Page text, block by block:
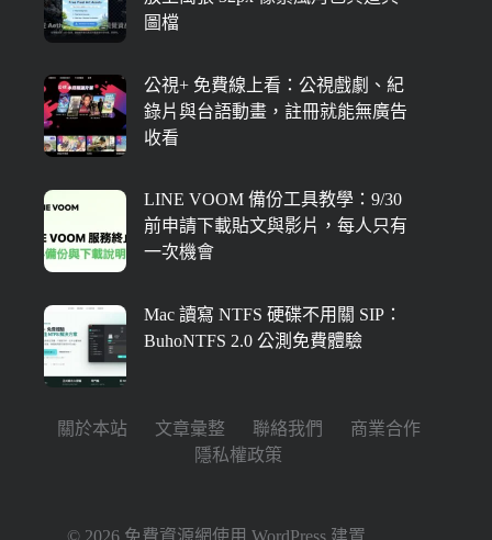
圖檔
公視+ 免費線上看：公視戲劇、紀
錄片與台語動畫，註冊就能無廣告
收看
LINE VOOM 備份工具教學：9/30
前申請下載貼文與影片，每人只有
一次機會
Mac 讀寫 NTFS 硬碟不用關 SIP：
BuhoNTFS 2.0 公測免費體驗
關於本站 文章彙整 聯絡我們
商業合作
隱私權政策